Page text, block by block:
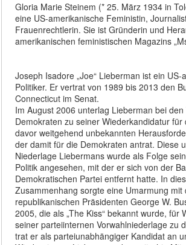
Gloria Marie Steinem (* 25. März 1934 in
eine US-amerikanische Feministin,
Frauenrechtlerin. Sie ist Gründerin und
amerikanischen feministischen Magazins
Joseph Isadore „Joe“ Lieberman ist ein
Politiker. Er vertrat von 1989 bis 2013 den
Connecticut im Senat.
Im August 2006 unterlag Lieberman bei
Demokraten zu seiner Wiederkandidatur für
davor weitgehend unbekannten
der damit für die Demokraten antrat. Diese
Niederlage Liebermans wurde als Folge
Politik angesehen, mit der er sich von der
Demokratischen Partei entfernt hatte. In
Zusammenhang sorgte eine Umarmung mit
republikanischen Präsidenten George W.
2005, die als „The Kiss“ bekannt wurde, für
seiner parteiinternen Vorwahlniederlage zu
trat er als parteiunabhängiger Kandidat an